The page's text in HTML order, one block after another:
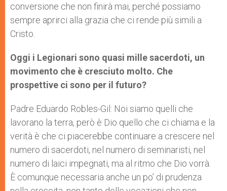
conversione che non finirà mai, perché possiamo
sempre aprirci alla grazia che ci rende più simili a
Cristo.
Oggi i Legionari sono quasi mille sacerdoti, un
movimento che è cresciuto molto. Che
prospettive ci sono per il futuro?
Padre Eduardo Robles-Gil: Noi siamo quelli che
lavorano la terra, però è Dio quello che ci chiama e la
verità è che ci piacerebbe continuare a crescere nel
numero di sacerdoti, nel numero di seminaristi, nel
numero di laici impegnati, ma al ritmo che Dio vorrà.
È comunque necessaria anche un po’ di prudenza